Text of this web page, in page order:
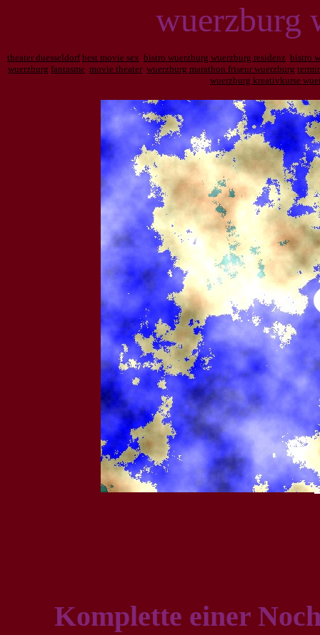
wuerzburg
theater duesseldorf best movie sex bistro wuerzburg wuerzburg residenz bistro
wuerzburg fantasme movie theater wuerzburg marathon friseur wuerzburg
wuerzburg kreativkurse
Komplette einer